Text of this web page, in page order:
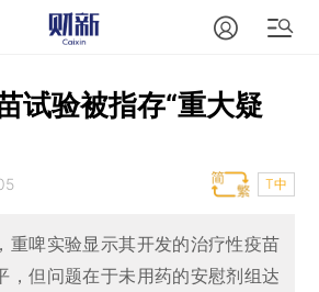
试验被指存“重大疑
T中
重啤实验显示其开发的治疗性疫苗
，但问题在于未用药的安慰剂组达